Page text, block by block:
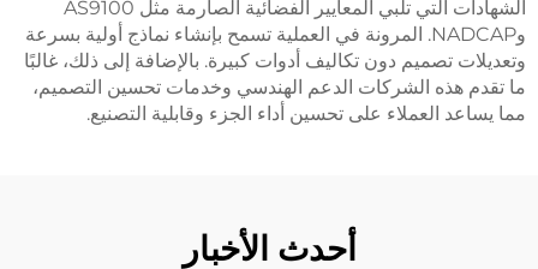
الشهادات التي تلبي المعايير الفضائية الصارمة مثل AS9100
وNADCAP. المرونة في العملية تسمح بإنشاء نماذج أولية بسرعة
تصميم دون تكاليف أدوات كبيرة. بالإضافة إلى ذلك، غالبًا
هذه الشركات الدعم الهندسي وخدمات تحسين التصميم،
العملاء على تحسين أداء الجزء وقابلية التصنيع.
أحدث الأخبار